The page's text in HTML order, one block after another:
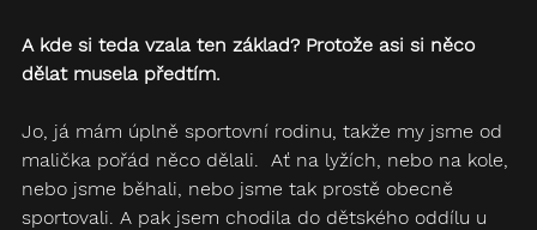
A kde si teda vzala ten základ? Protože asi si něco
dělat musela předtím.
Jo, já mám úplně sportovní rodinu, takže my jsme od
malička pořád něco dělali.  Ať na lyžích, nebo na kole,
nebo jsme běhali, nebo jsme tak prostě obecně
sportovali. A pak jsem chodila do dětského oddílu u